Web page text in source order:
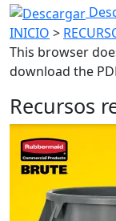
INICIO >
This browser
download the
Recursos